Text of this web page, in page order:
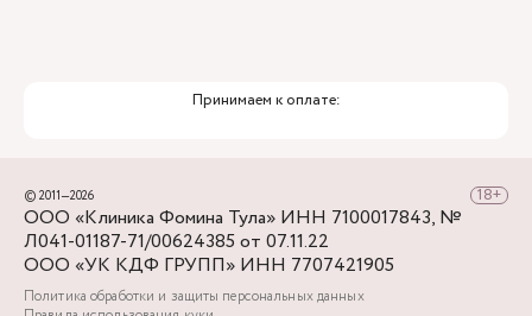
Принимаем к оплате:
© 2011—2026
ООО «Клиника Фомина Тула» ИНН 7100017843, №
Л041-01187-71/00624385 от 07.11.22
ООО «УК КДФ ГРУПП» ИНН 7707421905
Политика обработки и защиты персональных данных